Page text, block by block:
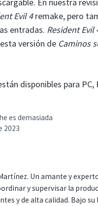
Evil 4remake, pero
entradas. Resident Evil
versión de Caminos
disponibles para PC,
es demasiada
2023
Un amante y
y supervisar la
y de alta calidad. Bajo